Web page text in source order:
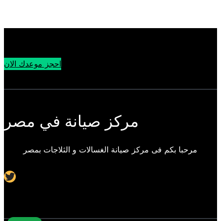
احجز موعدك الان
مركز صيانة في مصر
مرحبا بكم فى مركز صيانة الغسالات و الثلاجات بمصر
Twitter